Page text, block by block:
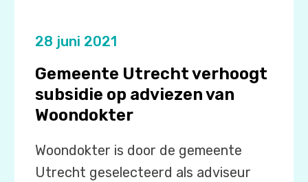
28 juni 2021
Gemeente Utrecht verhoogt
subsidie op adviezen van
Woondokter
Woondokter is door de gemeente
Utrecht geselecteerd als adviseur